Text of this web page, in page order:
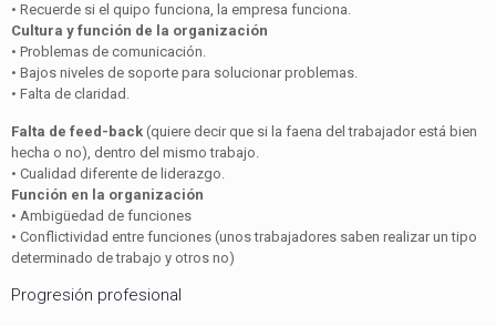
• Recuerde si el quipo funciona, la empresa funciona.
Cultura y función de la organización
• Problemas de comunicación.
• Bajos niveles de soporte para solucionar problemas.
• Falta de claridad.
Falta de feed-back (quiere decir que si la faena del trabajador está bien
hecha o no), dentro del mismo trabajo.
• Cualidad diferente de liderazgo.
Función en la organización
• Ambigüedad de funciones
• Conflictividad entre funciones (unos trabajadores saben realizar un tipo
determinado de trabajo y otros no)
Progresión profesional